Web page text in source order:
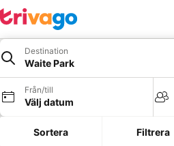
Destination
Waite Park
Från/till
Välj datum
Sortera Filtrera